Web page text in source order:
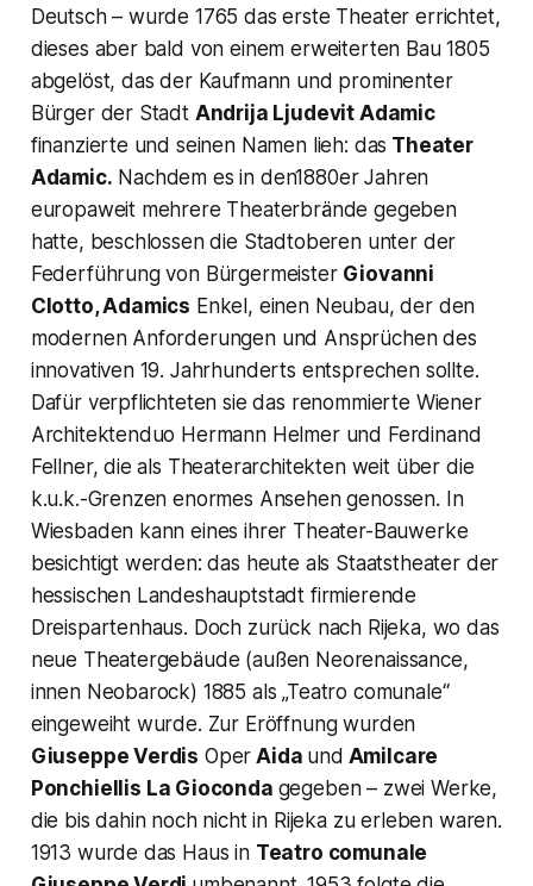
Deutsch – wurde 1765 das erste Theater errichtet,
dieses aber bald von einem erweiterten Bau 1805
abgelöst, das der Kaufmann und prominenter
Bürger der Stadt Andrija Ljudevit Adamic
finanzierte und seinen Namen lieh: das Theater
Adamic. Nachdem es in den1880er Jahren
europaweit mehrere Theaterbrände gegeben
hatte, beschlossen die Stadtoberen unter der
Federführung von Bürgermeister Giovanni
Clotto, Adamics Enkel, einen Neubau, der den
modernen Anforderungen und Ansprüchen des
innovativen 19. Jahrhunderts entsprechen sollte.
Dafür verpflichteten sie das renommierte Wiener
Architektenduo Hermann Helmer und Ferdinand
Fellner, die als Theaterarchitekten weit über die
k.u.k.-Grenzen enormes Ansehen genossen. In
Wiesbaden kann eines ihrer Theater-Bauwerke
besichtigt werden: das heute als Staatstheater der
hessischen Landeshauptstadt firmierende
Dreispartenhaus. Doch zurück nach Rijeka, wo das
neue Theatergebäude (außen Neorenaissance,
innen Neobarock) 1885 als „Teatro comunale“
eingeweiht wurde. Zur Eröffnung wurden
Giuseppe Verdis Oper Aida und Amilcare
Ponchiellis La Gioconda gegeben – zwei Werke,
die bis dahin noch nicht in Rijeka zu erleben waren.
1913 wurde das Haus in Teatro comunale